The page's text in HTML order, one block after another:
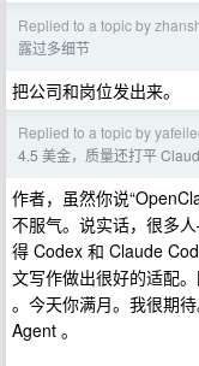
Replied to a topic by
露过多细节
把公司和岗位发出来。
Replied to a topic by
4.5 美金，质量还打平
作者，虽然你说
不服气。说实话，很多
得 Codex 和 Claude
文写作做出很好的适配
。今天你满月。我很期
Agent 。